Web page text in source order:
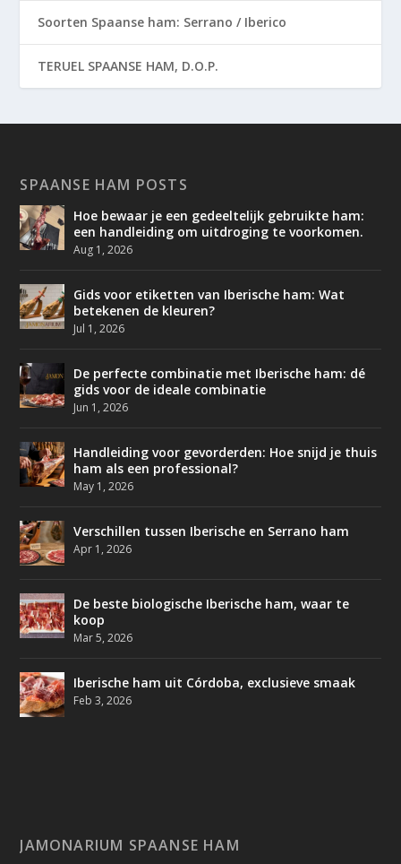
Soorten Spaanse ham: Serrano / Iberico
TERUEL SPAANSE HAM, D.O.P.
SPAANSE HAM POSTS
Hoe bewaar je een gedeeltelijk gebruikte ham:
een handleiding om uitdroging te voorkomen.
Aug 1, 2026
Gids voor etiketten van Iberische ham: Wat
betekenen de kleuren?
Jul 1, 2026
De perfecte combinatie met Iberische ham: dé
gids voor de ideale combinatie
Jun 1, 2026
Handleiding voor gevorderden: Hoe snijd je thuis
ham als een professional?
May 1, 2026
Verschillen tussen Iberische en Serrano ham
Apr 1, 2026
De beste biologische Iberische ham, waar te
koop
Mar 5, 2026
Iberische ham uit Córdoba, exclusieve smaak
Feb 3, 2026
JAMONARIUM SPAANSE HAM